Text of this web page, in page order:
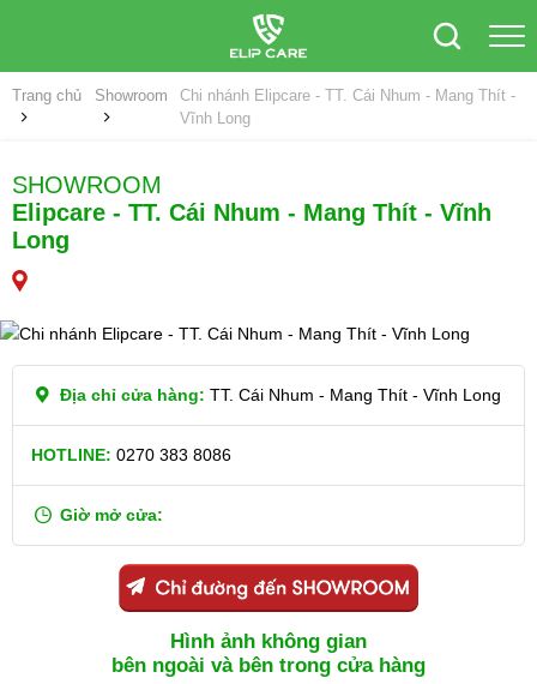
Trang chủ Showroom
Chi nhánh Elipcare - TT. Cái Nhum - Mang Thít -
Vĩnh Long
SHOWROOM
Elipcare - TT. Cái Nhum - Mang Thít - Vĩnh
Long
Địa chỉ cửa hàng: TT. Cái Nhum - Mang Thít - Vĩnh Long
HOTLINE: 0270 383 8086
Giờ mở cửa:
Hình ảnh không gian
bên ngoài và bên trong cửa hàng